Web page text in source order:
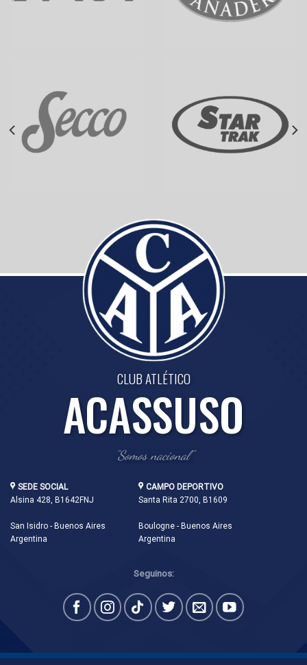
CLUB ATLÉTICO
ACASSUSO
"Somos nacional"
SEDE SOCIAL
Alsina 428, B1642FNJ
San Isidro - Buenos Aires
Argentina
CAMPO DEPORTIVO
Santa Rita 2700, B1609
Boulogne - Buenos Aires
Argentina
Seguinos: